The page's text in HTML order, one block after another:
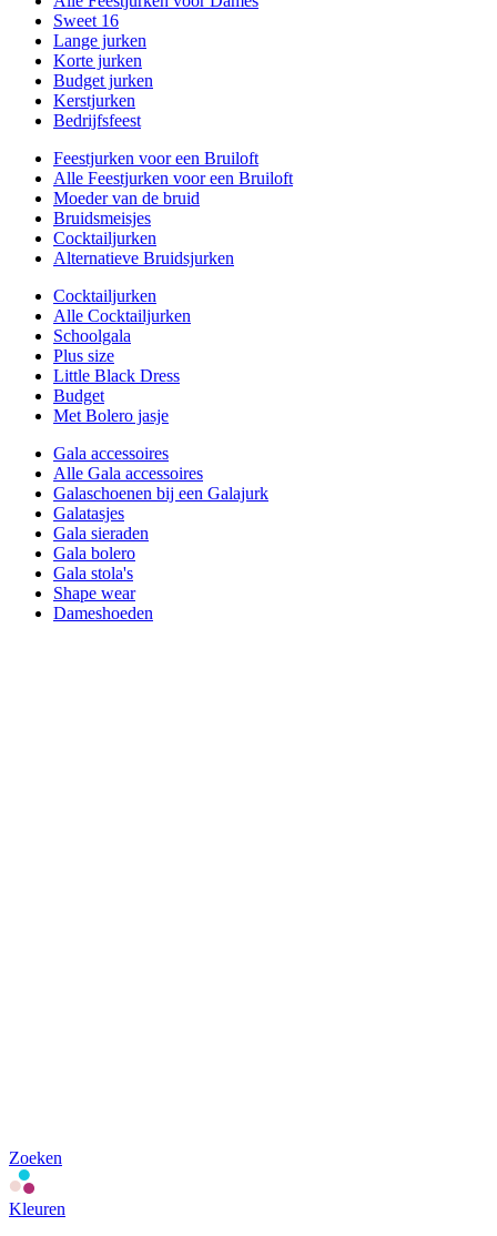
Sweet 16
Lange jurken
Korte jurken
Budget jurken
Kerstjurken
Bedrijfsfeest
Feestjurken voor een Bruiloft
Alle Feestjurken voor een Bruiloft
Moeder van de bruid
Bruidsmeisjes
Cocktailjurken
Alternatieve Bruidsjurken
Cocktailjurken
Alle Cocktailjurken
Schoolgala
Plus size
Little Black Dress
Budget
Met Bolero jasje
Gala accessoires
Alle Gala accessoires
Galaschoenen bij een Galajurk
Galatasjes
Gala sieraden
Gala bolero
Gala stola's
Shape wear
Dameshoeden
Zoeken
Kleuren